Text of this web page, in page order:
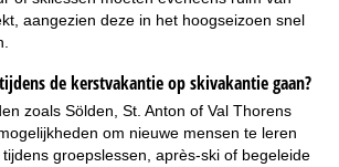
aangezien deze in het hoogseizoen snel
de kerstvakantie op skivakantie gaan?
zoals Sölden, St. Anton of Val Thorens
om nieuwe mensen te leren
groepslessen, après-ski of begeleide